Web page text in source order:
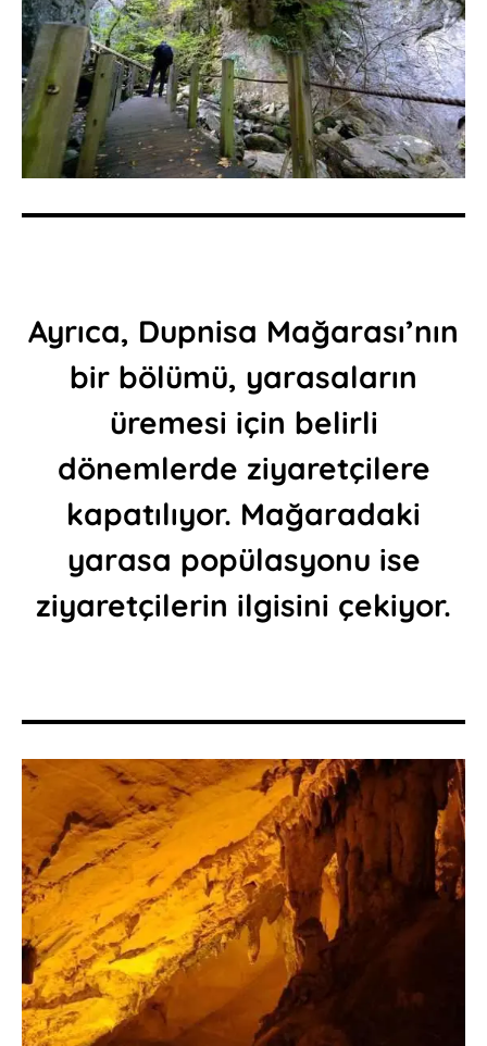
Ayrıca, Dupnisa Mağarası’nın
bir bölümü, yarasaların
üremesi için belirli
dönemlerde ziyaretçilere
kapatılıyor. Mağaradaki
yarasa popülasyonu ise
ziyaretçilerin ilgisini çekiyor.